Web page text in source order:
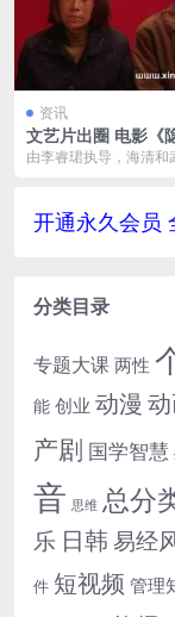
资讯
文艺片出圈 电影《
票房口碑双逆袭
由李睿珺执导，海清和
开通永久会员
分类目录
专题大课 两性
能 创业 动漫
产剧 国学智慧
音 思维 总分
乐 日韩易经
件 短视频 管理